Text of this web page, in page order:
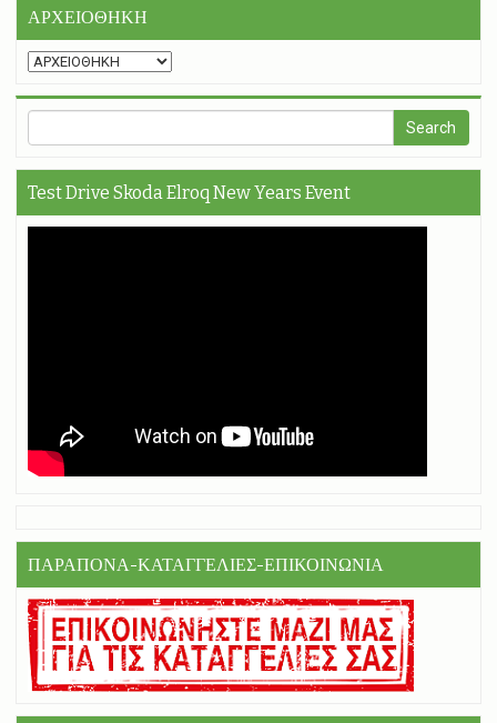
ΑΡΧΕΙΟΘΗΚΗ
Test Drive Skoda Elroq New Years Event
ΠΑΡΑΠΟΝΑ-ΚΑΤΑΓΓΕΛΙΕΣ-ΕΠΙΚΟΙΝΩΝΙΑ